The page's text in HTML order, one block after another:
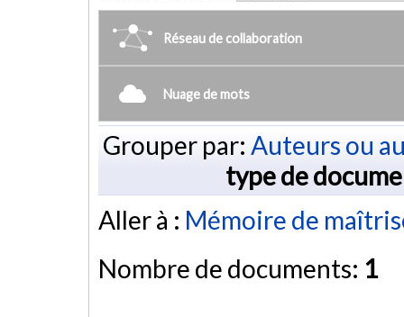
Réseau de collaboration
Nuage de mots
Grouper par: Auteurs ou
type de
Aller à : Mémoire de
Nombre de documents: 1